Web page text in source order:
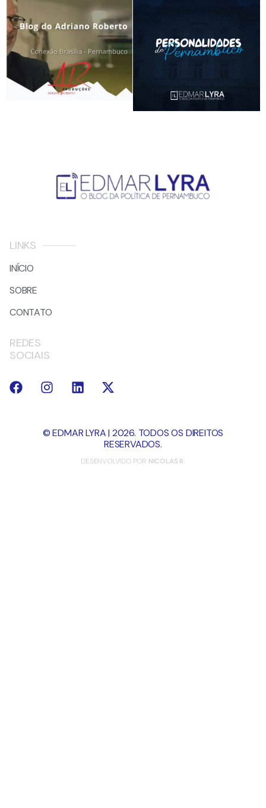
LINKS
INÍCIO
SOBRE
CONTATO
REDES
SOCIAIS
© EDMAR LYRA | 2026. TODOS OS DIREITOS
RESERVADOS.
DESENVOLVIDO POR NICOLAS R.